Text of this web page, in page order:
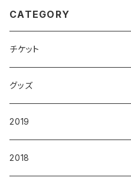
CATEGORY
チケット
グッズ
Tシャツ
パーカー
2019
2018